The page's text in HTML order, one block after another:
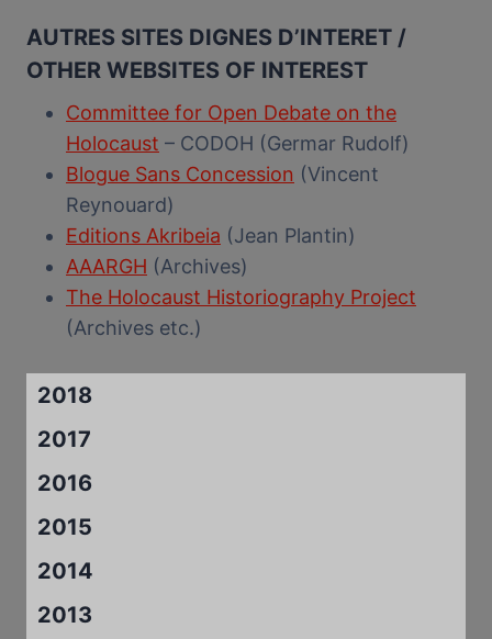
AUTRES SITES DIGNES D’INTERET /
OTHER WEBSITES OF INTEREST
Committee for Open Debate on the
Holocaust – CODOH (Germar Rudolf)
Blogue Sans Concession (Vincent
Reynouard)
Editions Akribeia (Jean Plantin)
AAARGH (Archives)
The Holocaust Historiography Project
(Archives etc.)
2018
2017
2016
2015
2014
2013